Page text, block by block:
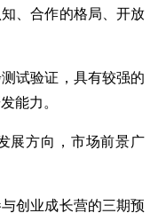
、合作的格局、开放
试验证，具有较强的
能力。
展方向，市场前景广
创业成长营的三期预